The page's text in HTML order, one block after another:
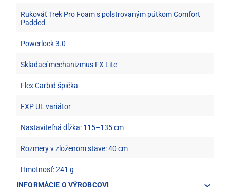
Rukoväť Trek Pro Foam s polstrovaným pútkom Comfort
Padded
Powerlock 3.0
Skladací mechanizmus FX Lite
Flex Carbid špička
FXP UL variátor
Nastaviteľná dĺžka: 115–135 cm
Rozmery v zloženom stave: 40 cm
Hmotnosť: 241 g
INFORMÁCIE O VÝROBCOVI